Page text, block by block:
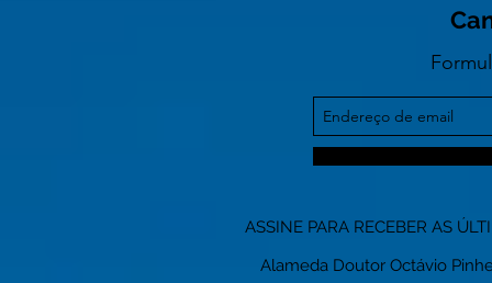
ASSINE PARA RECEBER AS
Alameda Doutor Octávio